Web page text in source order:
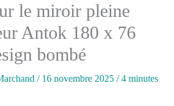
le miroir pleine
Antok 180 x 76
bombé
/ 16 novembre 2025 /4 minutes